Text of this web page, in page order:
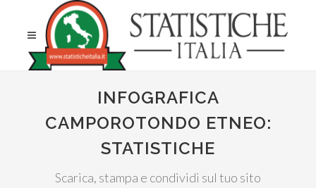
INFOGRAFICA
CAMPOROTONDO ETNEO:
STATISTICHE
Scarica, stampa e condividi sul tuo sito